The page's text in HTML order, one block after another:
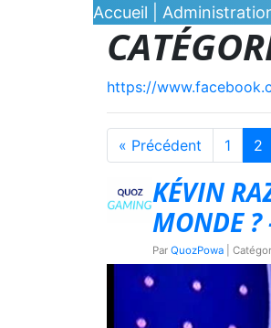
Accueil
https://
« Précédent 1 2
KÉVIN
MONDE ?
Par QuozPowa |